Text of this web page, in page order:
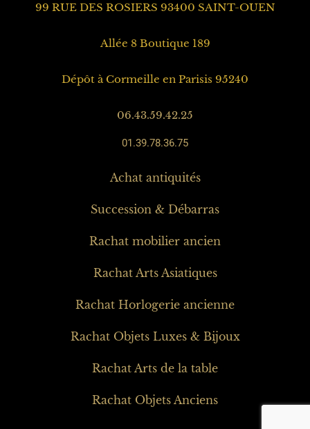
99 RUE DES ROSIERS 93400 SAINT-OUEN
Allée 8 Boutique 189
Dépôt à Cormeille en Parisis 95240
06.43.59.42.25
01.39.78.36.75
Achat antiquités
Succession & Débarras
Rachat mobilier ancien
Rachat Arts Asiatiques
Rachat Horlogerie ancienne
Rachat Objets Luxes & Bijoux
Rachat Arts de la table
Rachat Objets Anciens